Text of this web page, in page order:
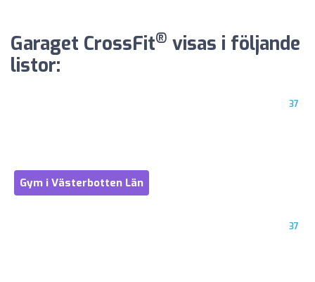
Garaget CrossFit® visas i följande
listor:
37
Gym i Västerbotten Län
37